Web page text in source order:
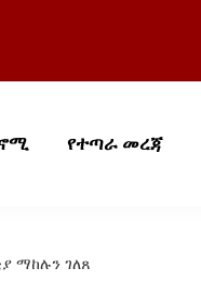
የተጣራ መረጃ
ማከሉን ገለጸ